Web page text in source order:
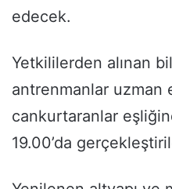
edecek.
Yetkililerden alınan
antrenmanlar uzman
cankurtaranlar
19.00’da